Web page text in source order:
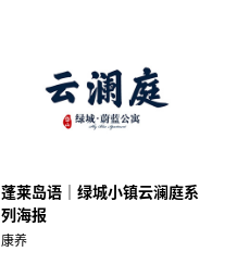
蓬莱岛语｜绿城小镇云澜庭系
列海报
康养